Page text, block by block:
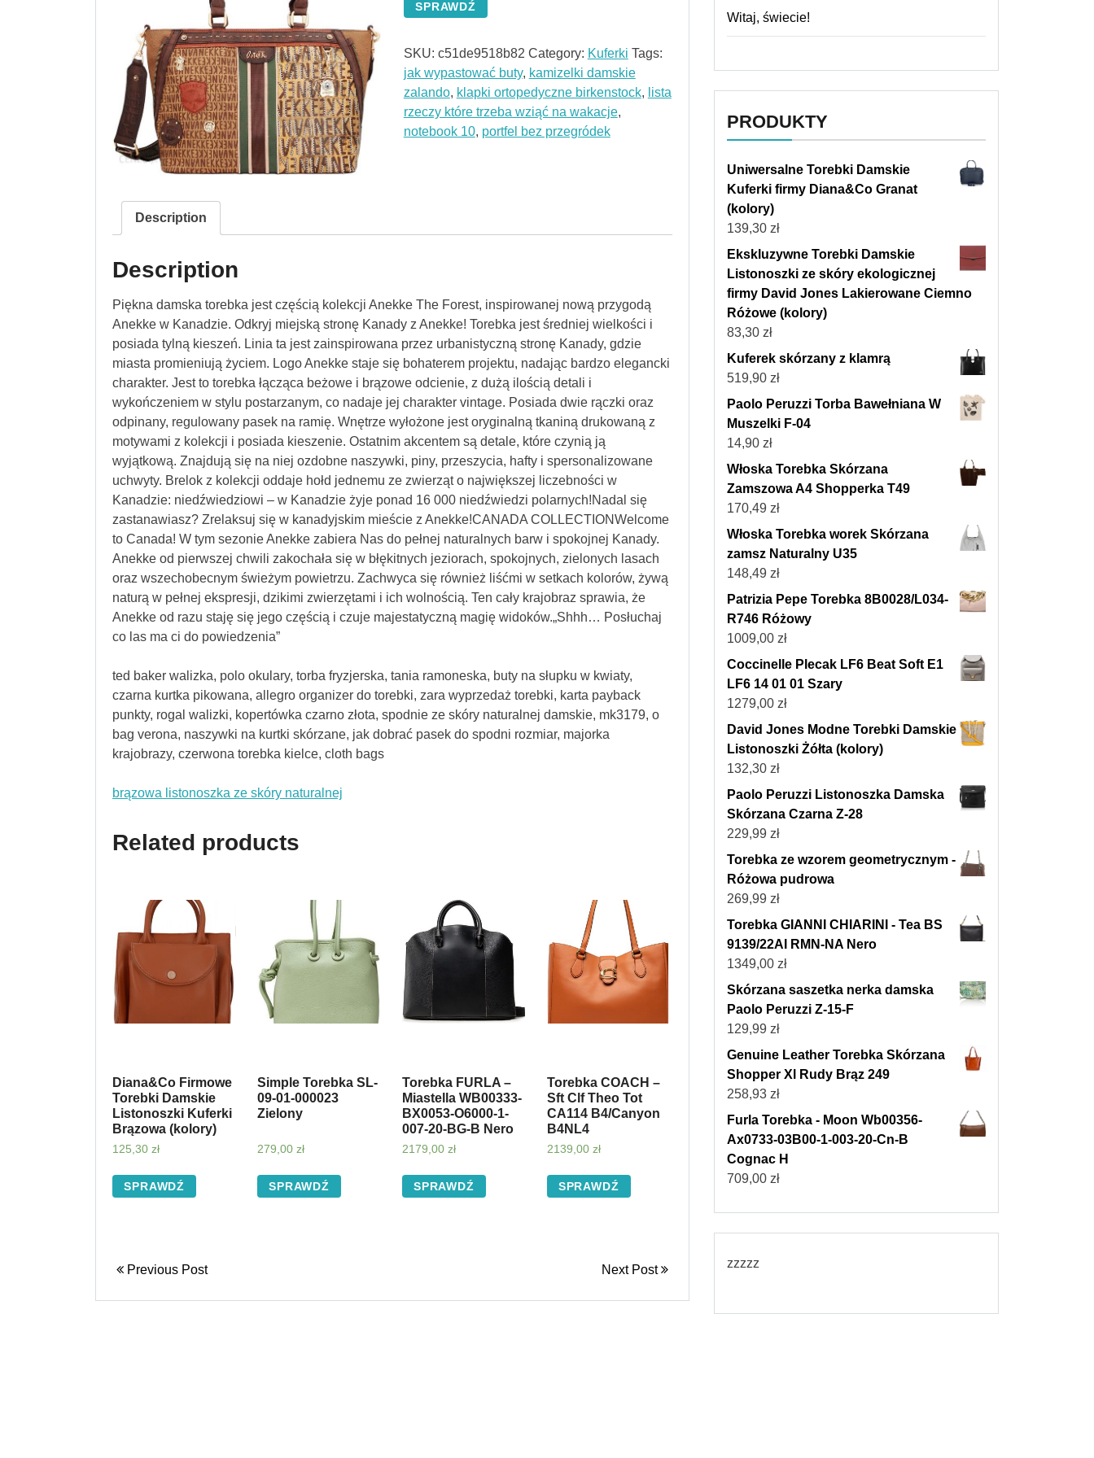
SPRAWDŹ
SKU: c51de9518b82 Category: Kuferki Tags:
jak wypastować buty, kamizelki damskie
zalando, klapki ortopedyczne birkenstock, lista
rzeczy które trzeba wziąć na wakacje,
notebook 10, portfel bez przegródek
Description
Description
Piękna damska torebka jest częścią kolekcji Anekke The Forest, inspirowanej nową przygodą
Anekke w Kanadzie. Odkryj miejską stronę Kanady z Anekke! Torebka jest średniej wielkości i
posiada tylną kieszeń. Linia ta jest zainspirowana przez urbanistyczną stronę Kanady, gdzie
miasta promieniują życiem. Logo Anekke staje się bohaterem projektu, nadając bardzo elegancki
charakter. Jest to torebka łącząca beżowe i brązowe odcienie, z dużą ilością detali i
wykończeniem w stylu postarzanym, co nadaje jej charakter vintage. Posiada dwie rączki oraz
odpinany, regulowany pasek na ramię. Wnętrze wyłożone jest oryginalną tkaniną drukowaną z
motywami z kolekcji i posiada kieszenie. Ostatnim akcentem są detale, które czynią ją
wyjątkową. Znajdują się na niej ozdobne naszywki, piny, przeszycia, hafty i spersonalizowane
uchwyty. Brelok z kolekcji oddaje hołd jednemu ze zwierząt o największej liczebności w
Kanadzie: niedźwiedziowi – w Kanadzie żyje ponad 16 000 niedźwiedzi polarnych!Nadal się
zastanawiasz? Zrelaksuj się w kanadyjskim mieście z Anekke!CANADA COLLECTIONWelcome
to Canada! W tym sezonie Anekke zabiera Nas do pełnej naturalnych barw i spokojnej Kanady.
Anekke od pierwszej chwili zakochała się w błękitnych jeziorach, spokojnych, zielonych lasach
oraz wszechobecnym świeżym powietrzu. Zachwyca się również liśćmi w setkach kolorów, żywą
naturą w pełnej ekspresji, dzikimi zwierzętami i ich wolnością. Ten cały krajobraz sprawia, że
Anekke od razu staję się jego częścią i czuje majestatyczną magię widoków.„Shhh… Posłuchaj
co las ma ci do powiedzenia”
ted baker walizka, polo okulary, torba fryzjerska, tania ramoneska, buty na słupku w kwiaty,
czarna kurtka pikowana, allegro organizer do torebki, zara wyprzedaż torebki, karta payback
punkty, rogal walizki, kopertówka czarno złota, spodnie ze skóry naturalnej damskie, mk3179, o
bag verona, naszywki na kurtki skórzane, jak dobrać pasek do spodni rozmiar, majorka
krajobrazy, czerwona torebka kielce, cloth bags
brązowa listonoszka ze skóry naturalnej
Related products
Diana&Co Firmowe
Torebki Damskie
Listonoszki Kuferki
Brązowa (kolory)
125,30 zł
SPRAWDŹ
Simple Torebka SL-
09-01-000023
Zielony
279,00 zł
SPRAWDŹ
Torebka FURLA –
Miastella WB00333-
BX0053-O6000-1-
007-20-BG-B Nero
2179,00 zł
SPRAWDŹ
Torebka COACH –
Sft Clf Theo Tot
CA114 B4/Canyon
B4NL4
2139,00 zł
SPRAWDŹ
Previous Post Next Post
Witaj, świecie!
PRODUKTY
Uniwersalne Torebki Damskie
Kuferki firmy Diana&Co Granat
(kolory)
139,30 zł
Ekskluzywne Torebki Damskie
Listonoszki ze skóry ekologicznej
firmy David Jones Lakierowane Ciemno
Różowe (kolory)
83,30 zł
Kuferek skórzany z klamrą
519,90 zł
Paolo Peruzzi Torba Bawełniana W
Muszelki F-04
14,90 zł
Włoska Torebka Skórzana
Zamszowa A4 Shopperka T49
170,49 zł
Włoska Torebka worek Skórzana
zamsz Naturalny U35
148,49 zł
Patrizia Pepe Torebka 8B0028/L034-
R746 Różowy
1009,00 zł
Coccinelle Plecak LF6 Beat Soft E1
LF6 14 01 01 Szary
1279,00 zł
David Jones Modne Torebki Damskie
Listonoszki Żółta (kolory)
132,30 zł
Paolo Peruzzi Listonoszka Damska
Skórzana Czarna Z-28
229,99 zł
Torebka ze wzorem geometrycznym -
Różowa pudrowa
269,99 zł
Torebka GIANNI CHIARINI - Tea BS
9139/22AI RMN-NA Nero
1349,00 zł
Skórzana saszetka nerka damska
Paolo Peruzzi Z-15-F
129,99 zł
Genuine Leather Torebka Skórzana
Shopper Xl Rudy Brąz 249
258,93 zł
Furla Torebka - Moon Wb00356-
Ax0733-03B00-1-003-20-Cn-B
Cognac H
709,00 zł
zzzzz